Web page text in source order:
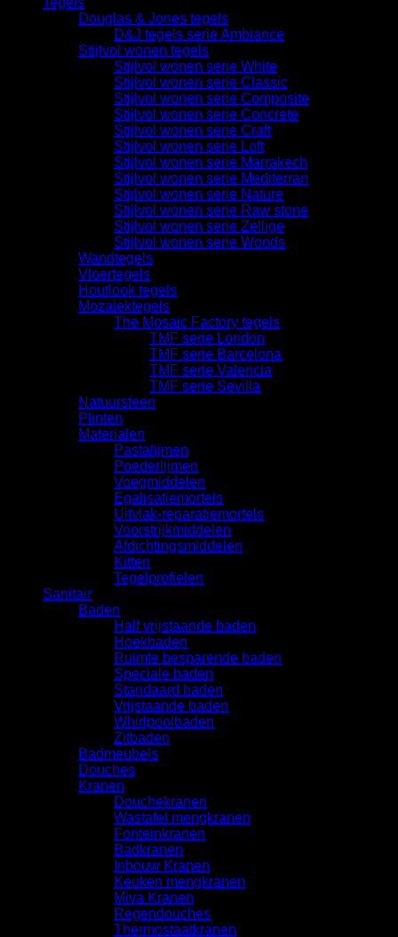
Douglas & Jones tegels
D&J tegels serie Ambiance
Stijlvol wonen tegels
Stijlvol wonen serie White
Stijlvol wonen serie Classic
Stijlvol wonen serie Composite
Stijlvol wonen serie Concrete
Stijlvol wonen serie Craft
Stijlvol wonen serie Loft
Stijlvol wonen serie Marrakech
Stijlvol wonen serie Mediterran
Stijlvol wonen serie Nature
Stijlvol wonen serie Raw stone
Stijlvol wonen serie Zellige
Stijlvol wonen serie Woods
Wandtegels
Vloertegels
Houtlook tegels
Mozaiektegels
The Mosaic Factory tegels
TMF serie London
TMF serie Barcelona
TMF serie Valencia
TMF serie Sevilla
Natuursteen
Plinten
Materialen
Pastalijmen
Poederlijmen
Voegmiddelen
Egalisatiemortels
Uitvlak-reparatiemortels
Voorstrijkmiddelen
Afdichtingsmiddelen
Kitten
Tegelprofielen
Sanitair
Baden
Half vrijstaande baden
Hoekbaden
Ruimte besparende baden
Speciale baden
Standaard baden
Vrijstaande baden
Whirlpoolbaden
Zitbaden
Badmeubels
Douches
Kranen
Douchekranen
Wastafel mengkranen
Fonteinkranen
Badkranen
Inbouw Kranen
Keuken mengkranen
Miva Kranen
Regendouches
Thermostaatkranen